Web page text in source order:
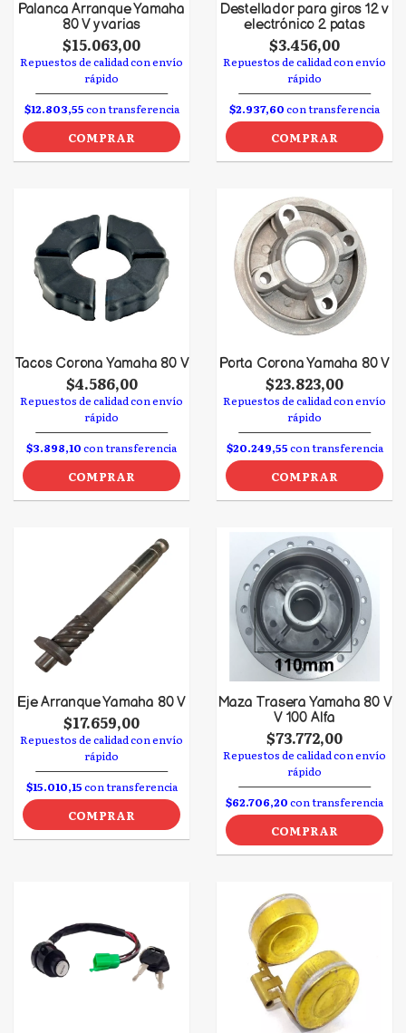
Palanca Arranque Yamaha
80 V y varias
$15.063,00
Repuestos de calidad con envío
rápido
$12.803,55con transferencia
COMPRAR
Destellador para giros 12 v
electrónico 2 patas
$3.456,00
Repuestos de calidad con envío
rápido
$2.937,60con transferencia
COMPRAR
Tacos Corona Yamaha 80 V
$4.586,00
Repuestos de calidad con envío
rápido
$3.898,10con transferencia
COMPRAR
Porta Corona Yamaha 80 V
$23.823,00
Repuestos de calidad con envío
rápido
$20.249,55con transferencia
COMPRAR
Eje Arranque Yamaha 80 V
$17.659,00
Repuestos de calidad con envío
rápido
$15.010,15con transferencia
COMPRAR
Maza Trasera Yamaha 80 V
V 100 Alfa
$73.772,00
Repuestos de calidad con envío
rápido
$62.706,20con transferencia
COMPRAR